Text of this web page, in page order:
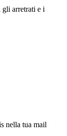
gli arretrati e i
nella tua mail